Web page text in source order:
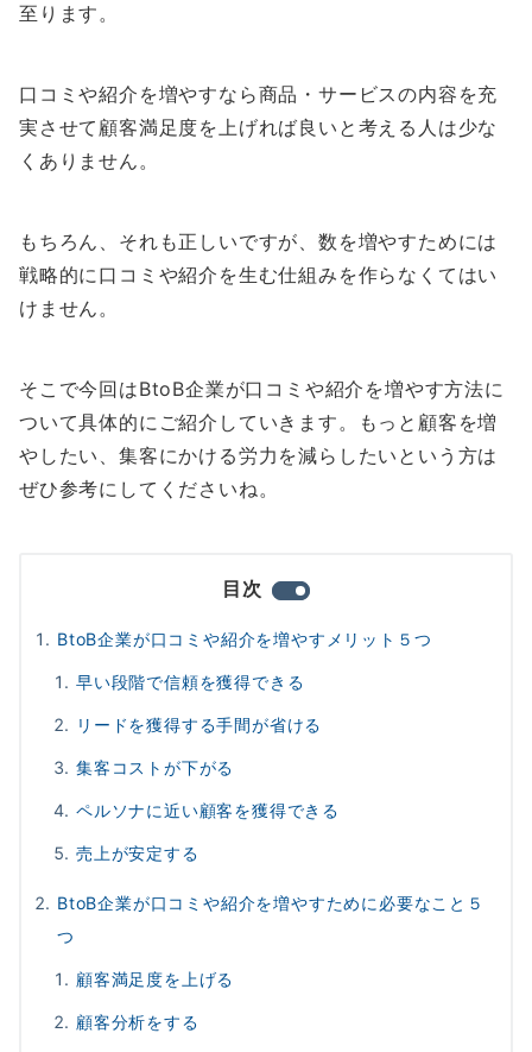
至ります。
口コミや紹介を増やすなら商品・サービスの内容を充
実させて顧客満足度を上げれば良いと考える人は少な
くありません。
もちろん、それも正しいですが、数を増やすためには
戦略的に口コミや紹介を生む仕組みを作らなくてはい
けません。
そこで今回はBtoB企業が口コミや紹介を増やす方法に
ついて具体的にご紹介していきます。もっと顧客を増
やしたい、集客にかける労力を減らしたいという方は
ぜひ参考にしてくださいね。
目次
BtoB企業が口コミや紹介を増やすメリット５つ
早い段階で信頼を獲得できる
リードを獲得する手間が省ける
集客コストが下がる
ペルソナに近い顧客を獲得できる
売上が安定する
BtoB企業が口コミや紹介を増やすために必要なこと５
つ
顧客満足度を上げる
顧客分析をする